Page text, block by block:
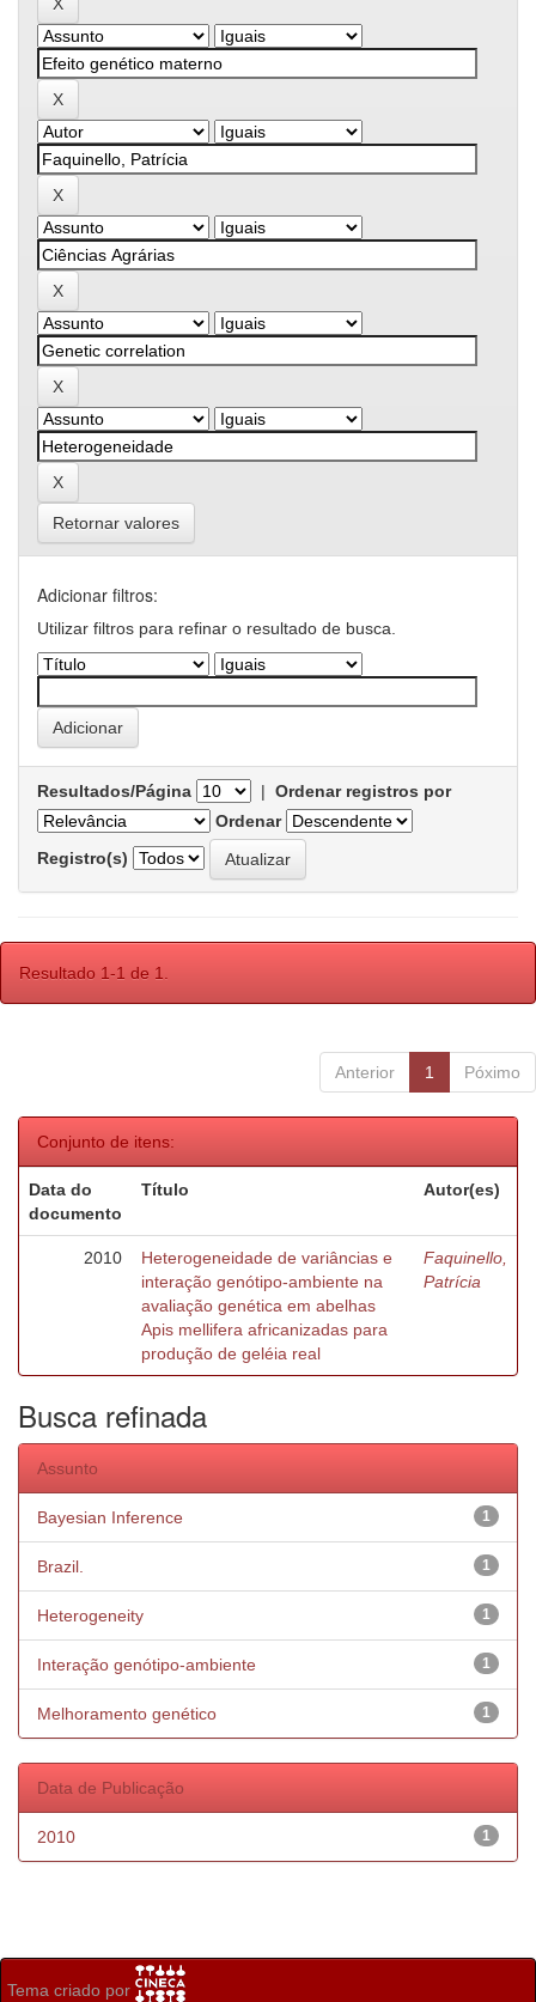
Retornar valores
Adicionar filtros:
Utilizar filtros para refinar o resultado de busca.
Resultados/Página | Ordenar registros por
Ordenar
Registro(s)
Resultado 1-1 de 1.
Anterior 1 Póximo
Conjunto de itens:
Data do
documento
Título Autor(es)
2010
Heterogeneidade de variâncias e
interação genótipo-ambiente na
avaliação genética em abelhas
Apis mellifera africanizadas para
produção de geléia real
Faquinello,
Patrícia
Busca refinada
Assunto
1
Bayesian Inference
1
Brazil.
1
Heterogeneity
1
Interação genótipo-ambiente
1
Melhoramento genético
Data de Publicação
1
2010
Tema criado por